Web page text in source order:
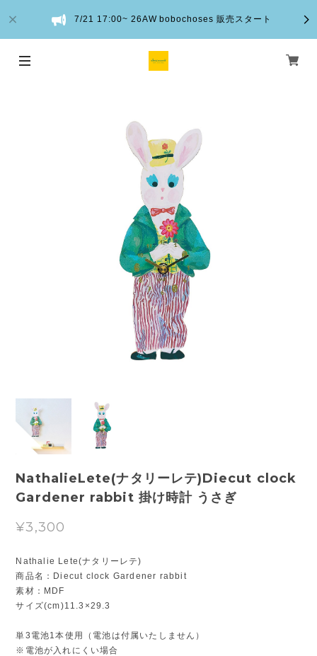
7/21 17:00~ 26AW bobochoses 販売スタート
NathalieLete(ナタリーレテ)Diecut clock
Gardener rabbit 掛け時計 うさぎ
¥3,300
Nathalie Lete(ナタリーレテ)
商品名：Diecut clock Gardener rabbit
素材：MDF
サイズ(cm)11.3×29.3
単3電池1本使用（電池は付属いたしません）
※電池が入れにくい場合